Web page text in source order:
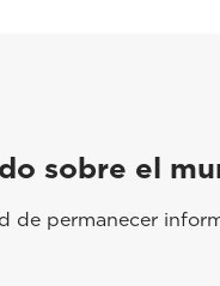
sobre el
de permanecer